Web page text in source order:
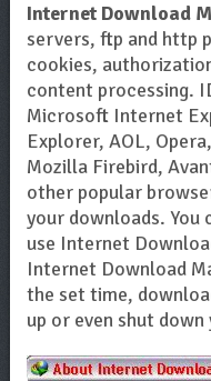
Internet Download
servers, ftp and http
cookies,
content processing.
Microsoft Internet
Explorer, AOL,
Mozilla Firebird,
other popular
your downloads. You
use Internet
Internet Download
the set time,
up or even shut